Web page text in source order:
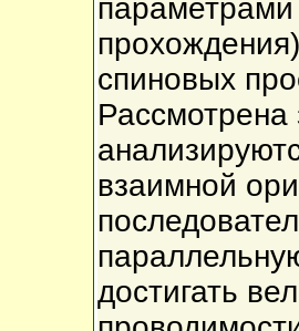
спиновых
Рассмотрена
взаимной
достигать